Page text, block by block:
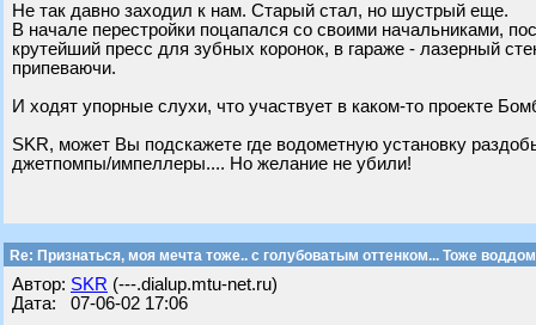
Не так давно заходил к нам. Старый стал, но шустрый еще.
В начале перестройки поцапался со своими начальниками,
крутейший пресс для зубных коронок, в гараже - лазерный
припеваючи.
И ходят упорные слухи, что участвует в каком-то проекте
SKR, может Вы подскажете где водометную установку
джетпомпы/импеллеры.... Но желание не убили!
Re: Признаться, моя мечта тоже.. с голубоватым оттенком... Тоже
Автор: SKR (---.dialup.mtu-net.ru)
Дата: 07-06-02 17:06